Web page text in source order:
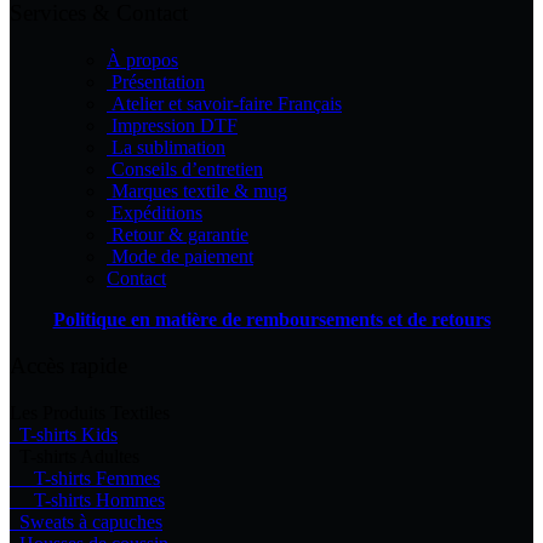
À propos
Présentation
Atelier et savoir-faire Français
Impression DTF
La sublimation
Conseils d’entretien
Marques textile & mug
Expéditions
Retour & garantie
Mode de paiement
Contact
Politique en matière de remboursements et de retours
T-shirts Kids
T-shirts Femmes
T-shirts Hommes
Sweats à capuches